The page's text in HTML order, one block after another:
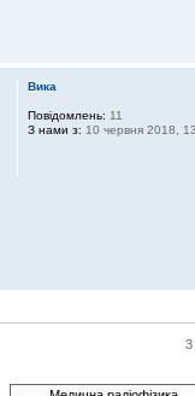
Вика
Повідомлень: 11
З нами з: 10 червня 2018,
3